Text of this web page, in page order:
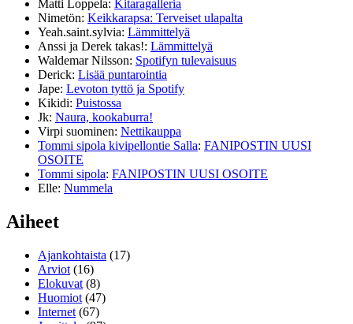
Matti Loppela: Kitaragalleria
Nimetön: Keikkarapsa: Terveiset ulapalta
Yeah.saint.sylvia: Lämmittelyä
Anssi ja Derek takas!: Lämmittelyä
Waldemar Nilsson: Spotifyn tulevaisuus
Derick: Lisää puntarointia
Jape: Levoton tyttö ja Spotify
Kikidi: Puistossa
Jk: Naura, kookaburra!
Virpi suominen: Nettikauppa
Tommi sipola kivipellontie Salla: FANIPOSTIN UUSI
OSOITE
Tommi sipola: FANIPOSTIN UUSI OSOITE
Elle: Nummela
Aiheet
Ajankohtaista (17)
Arviot (16)
Elokuvat (8)
Huomiot (47)
Internet (67)